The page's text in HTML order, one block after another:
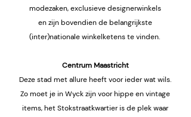
modezaken, exclusieve designerwinkels
en zijn bovendien de belangrijkste
(inter)nationale winkelketens te vinden.
Centrum Maastricht
Deze stad met allure heeft voor ieder wat wils.
Zo moet je in Wyck zijn voor hippe en vintage
items, het Stokstraatkwartier is de plek waar